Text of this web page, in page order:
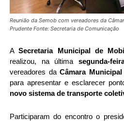
Reunião da Semob com vereadores da
Prudente Fonte: Secretaria de Comunicação
ASecretaria Municipal de
realizou, na última segunda-
vereadores daCâmara
para apresentar e esclarecer
novo sistema de transporte
Participaram do encontro o